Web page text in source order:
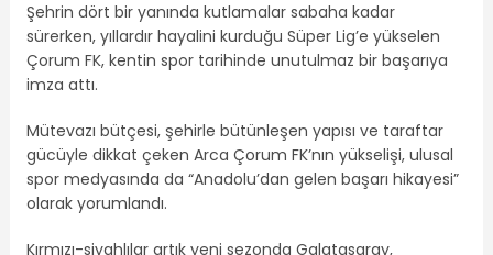
Şehrin dört bir yanında kutlamalar sabaha kadar
sürerken, yıllardır hayalini kurduğu Süper Lig’e yükselen
Çorum FK, kentin spor tarihinde unutulmaz bir başarıya
imza attı.
Mütevazı bütçesi, şehirle bütünleşen yapısı ve taraftar
gücüyle dikkat çeken Arca Çorum FK’nın yükselişi, ulusal
spor medyasında da “Anadolu’dan gelen başarı hikayesi”
olarak yorumlandı.
Kırmızı-siyahlılar artık yeni sezonda Galatasaray,